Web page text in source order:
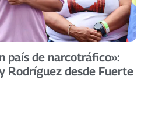
país de narcotráfico»:
Rodríguez desde Fuerte